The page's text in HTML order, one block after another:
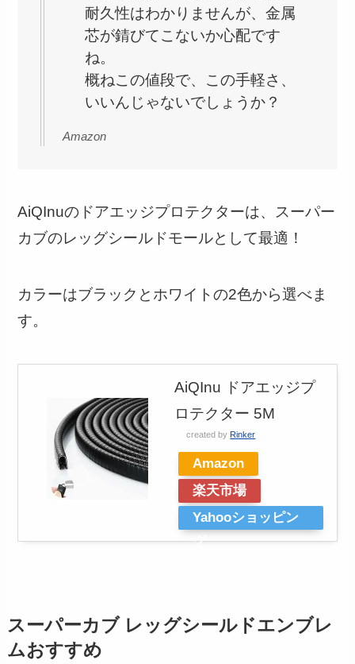
耐久性はわかりませんが、金属
芯が錆びてこないか心配です
ね。
概ねこの値段で、この手軽さ、
いいんじゃないでしょうか？
Amazon
AiQInuのドアエッジプロテクターは、スーパー
カブのレッグシールドモールとして最適！
カラーはブラックとホワイトの2色から選べま
す。
AiQInu ドアエッジプ
ロテクター 5M
created by Rinker
Amazon
楽天市場
Yahooショッピン
グ
スーパーカブ レッグシールドエンブレ
ムおすすめ